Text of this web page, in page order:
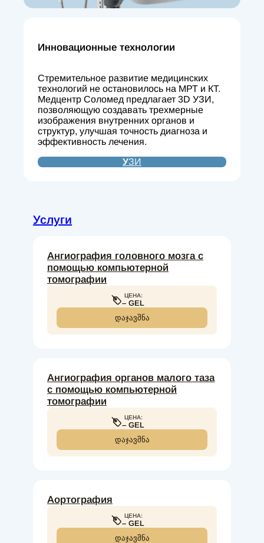
Инновационные технологии
Стремительное развитие медицинских
технологий не остановилось на МРТ и КТ.
Медцентр Соломед предлагает 3D УЗИ,
позволяющую создавать трехмерные
изображения внутренних органов и
структур, улучшая точность диагноза и
эффективность лечения.
УЗИ
Услуги
Ангиография головного мозга с
помощью компьютерной
томографии
ЦЕНА:
– GEL
ᲓᲐᲯᲐᲕᲨᲜᲐ
Ангиография органов малого таза
с помощью компьютерной
томографии
ЦЕНА:
– GEL
ᲓᲐᲯᲐᲕᲨᲜᲐ
Аортография
ЦЕНА:
– GEL
ᲓᲐᲯᲐᲕᲨᲜᲐ